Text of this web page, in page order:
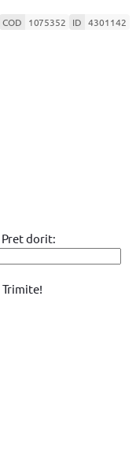
COD 1075352 ID 4301142
Pret dorit:
Trimite!